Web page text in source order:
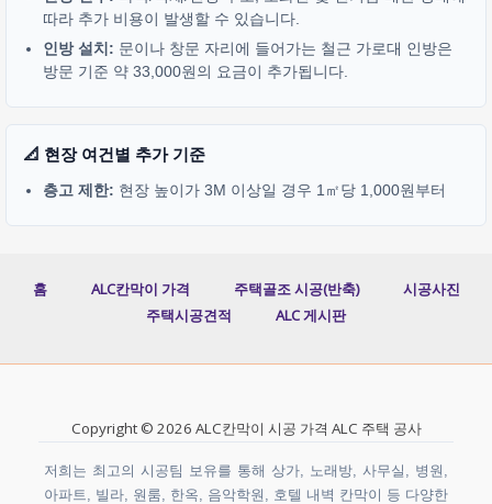
따라 추가 비용이 발생할 수 있습니다.
인방 설치: 문이나 창문 자리에 들어가는 철근 가로대 인방은
방문 기준 약 33,000원의 요금이 추가됩니다.
📐 현장 여건별 추가 기준
층고 제한: 현장 높이가 3M 이상일 경우 1㎡당 1,000원부터
홈 ALC칸막이 가격 주택골조 시공(반축)
시공사진
주택시공견적
ALC 게시판
Copyright © 2026 ALC칸막이 시공 가격 ALC 주택 공사
저희는 최고의 시공팀 보유를 통해 상가, 노래방, 사무실, 병원,
아파트, 빌라, 원룸, 한옥, 음악학원, 호텔 내벽 칸막이 등 다양한